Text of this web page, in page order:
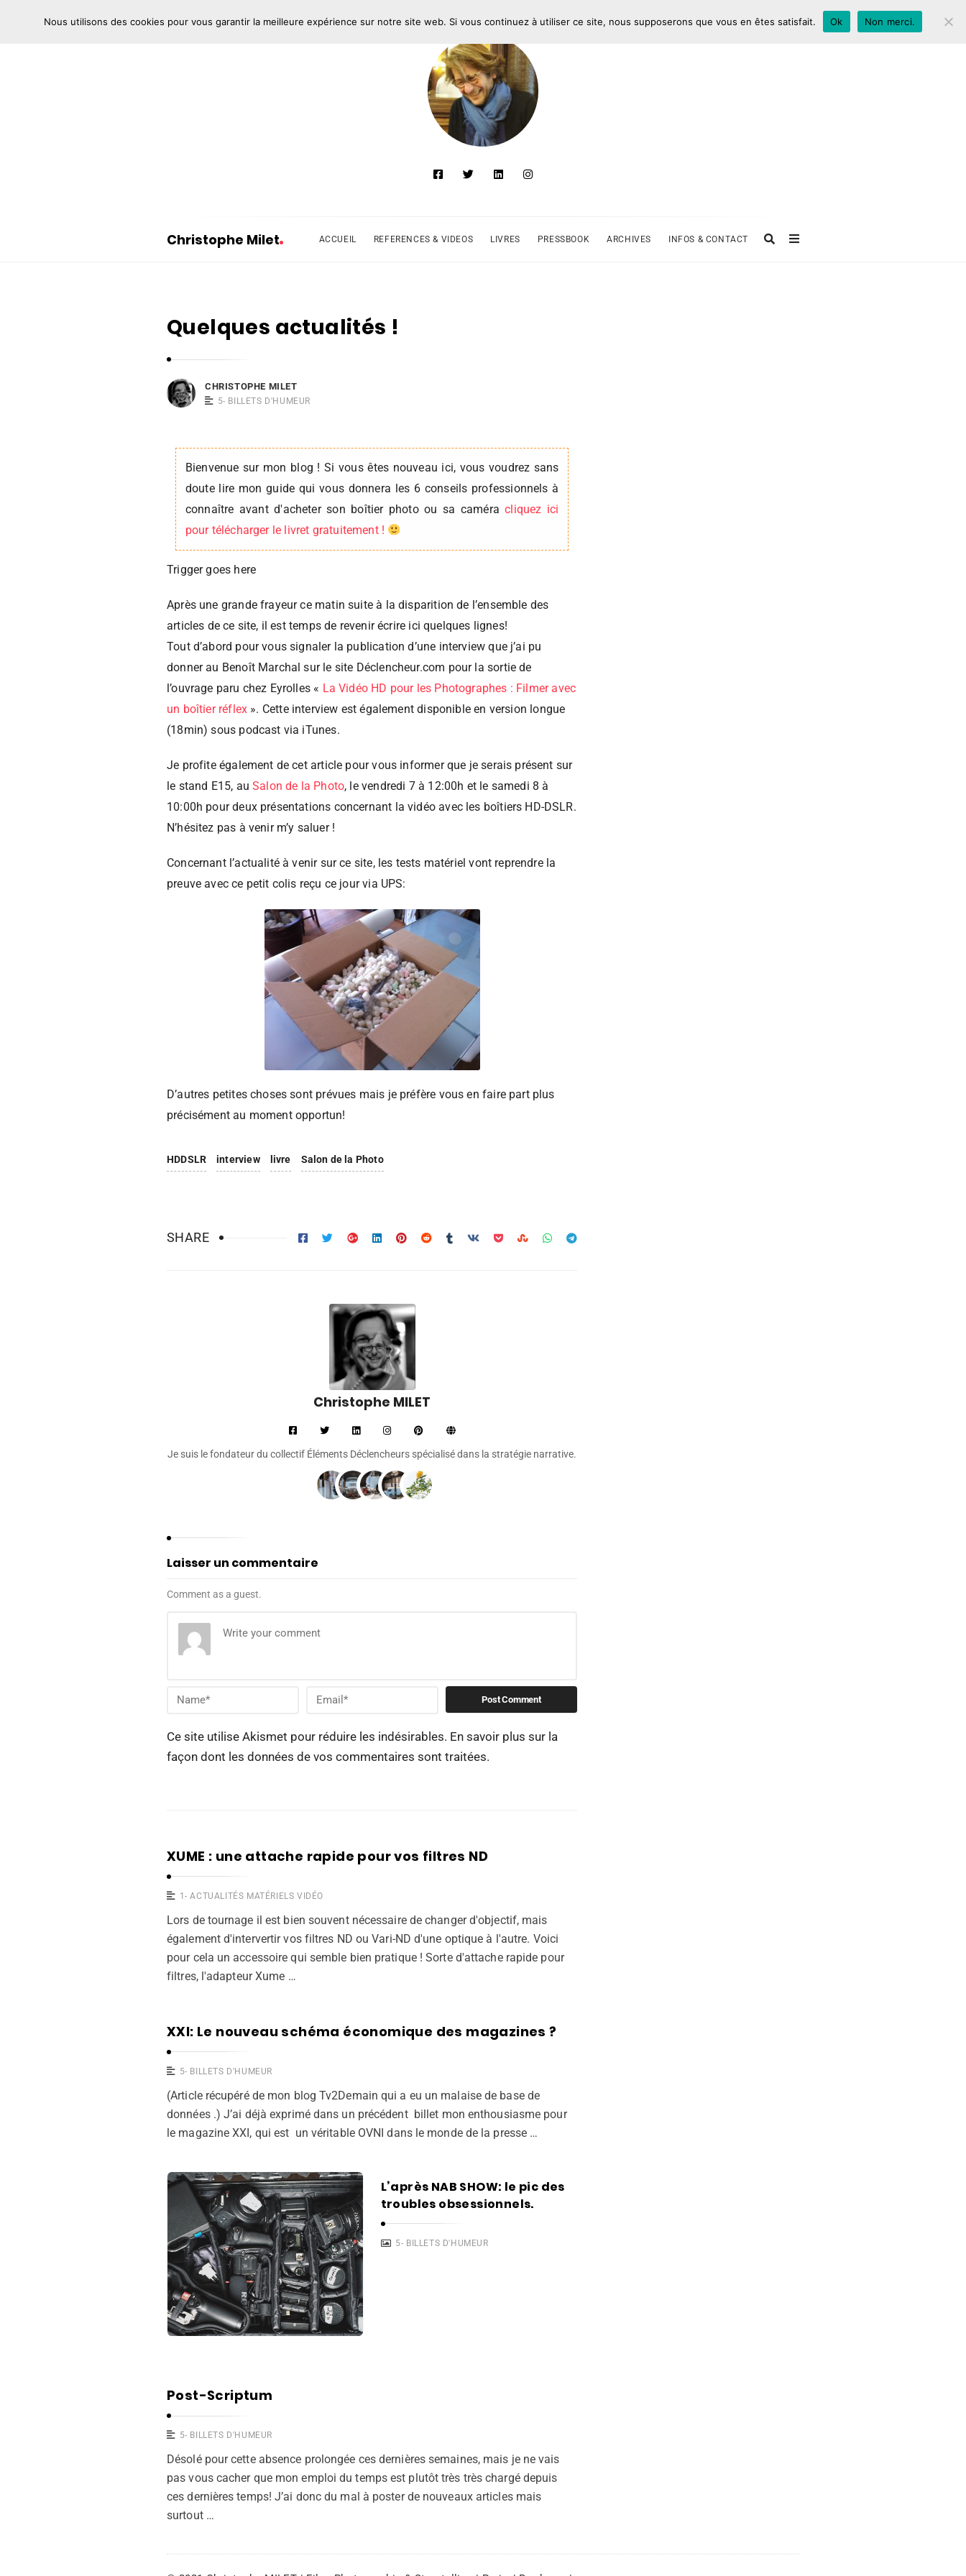
Christophe Milet
i
t
o
p
M
ACCUEIL REFERENCES & VIDEOS LIVRES PRESSBOOK ARCHIVES INFOS & CONTACT
Quelques actualités !
CHRISTOPHE MILET
5- BILLETS D'HUMEUR
Bienvenue sur mon blog ! Si vous êtes nouveau ici, vous voudrez sans
doute lire mon guide qui vous donnera les 6 conseils professionnels à
connaître avant d'acheter son boîtier photo ou sa caméracliquez ici
pour télécharger le livret gratuitement !
Trigger goes here
Après une grande frayeur ce matin suite à la disparition de l’ensemble des
articles de ce site, il est temps de revenir écrire ici quelques lignes!
Tout d’abord pour vous signaler la publication d’une interview que j’ai pu
donner au Benoît Marchal sur le site Déclencheur.com pour la sortie de
l’ouvrage paru chez Eyrolles « La Vidéo HD pour les Photographes : Filmer avec
un boîtier réflex ». Cette interview est également disponible en version longue
(18min) sous podcast via iTunes.
Je profite également de cet article pour vous informer que je serais présent sur
le stand E15, auSalon de la Photo, le vendredi 7 à 12:00h et le samedi 8 à
10:00h pour deux présentations concernant la vidéo avec les boîtiers HD-DSLR.
N’hésitez pas à venir m’y saluer !
Concernant l’actualité à venir sur ce site, les tests matériel vont reprendre la
preuve avec ce petit colis reçu ce jour via UPS:
D’autres petites choses sont prévues mais je préfère vous en faire part plus
précisément au moment opportun!
HDDSLR interview livre Salon de la Photo
SHARE
Christophe MILET
Je suis le fondateur du collectif Éléments Déclencheurs spécialisé dans la stratégie narrative.
Laisser un commentaire
Comment as a guest.
Ce site utilise Akismet pour réduire les indésirables. En savoir plus sur la
façon dont les données de vos commentaires sont traitées.
XUME : une attache rapide pour vos filtres ND
1- ACTUALITÉS MATÉRIELS VIDÉO
Lors de tournage il est bien souvent nécessaire de changer d'objectif, mais
également d'intervertir vos filtres ND ou Vari-ND d'une optique à l'autre. Voici
pour cela un accessoire qui semble bien pratique ! Sorte d'attache rapide pour
filtres, l'adapteur Xume …
XXI: Le nouveau schéma économique des magazines ?
5- BILLETS D'HUMEUR
(Article récupéré de mon blog Tv2Demain qui a eu un malaise de base de
données .) J’ai déjà exprimé dans un précédent billet mon enthousiasme pour
le magazine XXI, qui est un véritable OVNI dans le monde de la presse …
L’après NAB SHOW: le pic des
troubles obsessionnels.
5- BILLETS D'HUMEUR
Post-Scriptum
5- BILLETS D'HUMEUR
Désolé pour cette absence prolongée ces dernières semaines, mais je ne vais
pas vous cacher que mon emploi du temps est plutôt très très chargé depuis
ces dernières temps! J’ai donc du mal à poster de nouveaux articles mais
surtout …
Nous utilisons des cookies pour vous garantir la meilleure expérience sur notre site web. Si vous continuez à utiliser ce site, nous supposerons que vous en êtes satisfait. Ok Non merci.